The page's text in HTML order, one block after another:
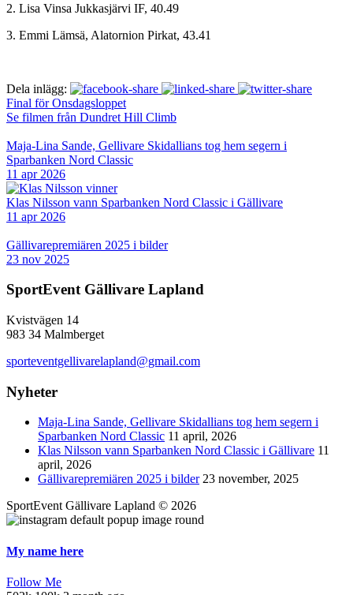
2. Lisa Vinsa Jukkasjärvi IF, 40.49
3. Emmi Lämsä, Alatornion Pirkat, 43.41
Dela inlägg:
Final för Onsdagsloppet
Se filmen från Dundret Hill Climb
Maja-Lina Sande, Gellivare Skidallians tog hem segern i
Sparbanken Nord Classic
11 apr 2026
Klas Nilsson vann Sparbanken Nord Classic i Gällivare
11 apr 2026
Gällivarepremiären 2025 i bilder
23 nov 2025
SportEvent Gällivare Lapland
Kvistvägen 14
983 34 Malmberget
sporteventgellivarelapland@gmail.com
Nyheter
Maja-Lina Sande, Gellivare Skidallians tog hem segern i
Sparbanken Nord Classic 11 april, 2026
Klas Nilsson vann Sparbanken Nord Classic i Gällivare 11
april, 2026
Gällivarepremiären 2025 i bilder 23 november, 2025
SportEvent Gällivare Lapland © 2026
My name here
Follow Me